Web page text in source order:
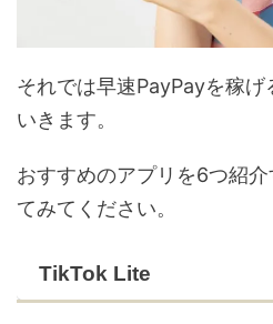
それでは早速PayPayを稼
いきます。
おすすめのアプリを6つ紹
てみてください。
TikTok Lite